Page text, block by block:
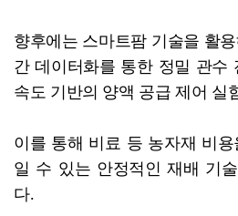
향후에는 스마트팜 기술을 활
간 데이터화를 통한 정밀 관
속도 기반의 양액 공급 제어 실
이를 통해 비료 등 농자재 비
일 수 있는 안정적인 재배 기
다.